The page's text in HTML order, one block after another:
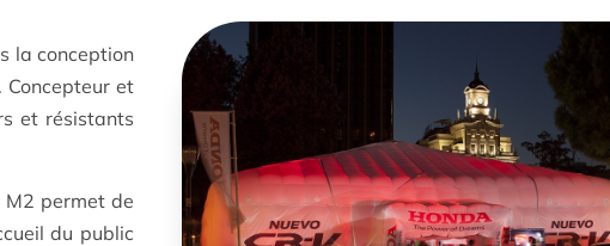
la conception
. Concepteur et
et résistants
M2 permet de
du public